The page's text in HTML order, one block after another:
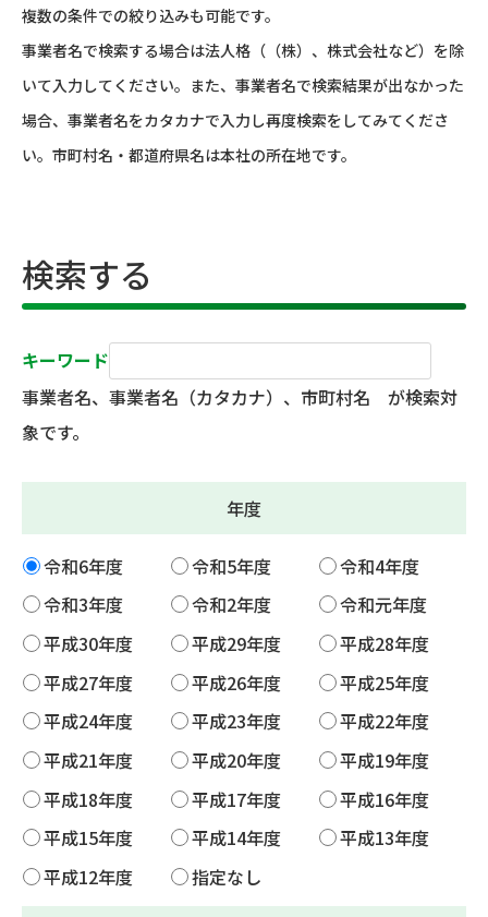
複数の条件での絞り込みも可能です。
事業者名で検索する場合は法人格（（株）、株式会社など）を除
いて入力してください。また、事業者名で検索結果が出なかった
場合、事業者名をカタカナで入力し再度検索をしてみてくださ
い。市町村名・都道府県名は本社の所在地です。
検索する
キーワード
事業者名、事業者名（カタカナ）、市町村名 が検索対
象です。
年度
令和6年度 令和5年度
令和4年度
令和3年度
令和2年度
令和元年度
平成30年度
平成29年度
平成28年度
平成27年度
平成26年度
平成25年度
平成24年度
平成23年度
平成22年度
平成21年度
平成20年度
平成19年度
平成18年度
平成17年度
平成16年度
平成15年度
平成14年度
平成13年度
平成12年度
指定なし